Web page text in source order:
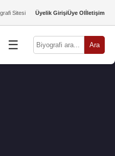
Sitesi Üyelik GirişiÜye Olİletişim
☰ Ara